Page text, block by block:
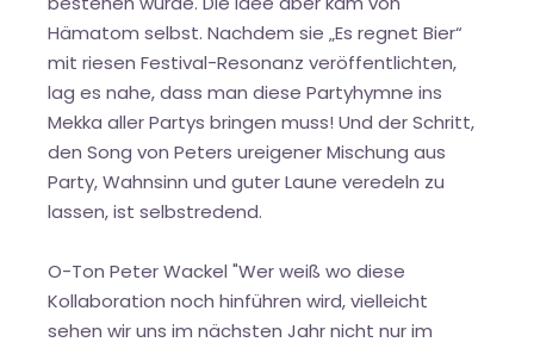
Hämatom selbst. Nachdem sie „Es regnet Bier“
mit riesen Festival-Resonanz veröffentlichten,
lag es nahe, dass man diese Partyhymne ins
Mekka aller Partys bringen muss! Und der Schritt,
den Song von Peters ureigener Mischung aus
Party, Wahnsinn und guter Laune veredeln zu
lassen, ist selbstredend.
O-Ton Peter Wackel "Wer weiß wo diese
Kollaboration noch hinführen wird, vielleicht
sehen wir uns im nächsten Jahr nicht nur im